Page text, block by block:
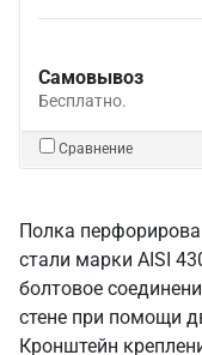
Самовывоз
Бесплатно.
Сравнение
Полка
стали марки AISI
болтовое
стене при помощи
Кронштейн